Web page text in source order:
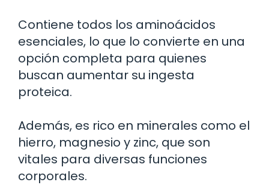
Contiene todos los aminoácidos
esenciales, lo que lo convierte en una
opción completa para quienes
buscan aumentar su ingesta
proteica.
Además, es rico en minerales como el
hierro, magnesio y zinc, que son
vitales para diversas funciones
corporales.